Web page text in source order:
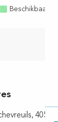
Beschikbaar
40550